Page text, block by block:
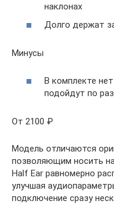
наклонах
Долго держат
Минусы
В комплекте
подойдут по
От 2100 ₽
Модель отличаются
позволяющим носить
Half Ear равномерно
улучшая
подключение сразу